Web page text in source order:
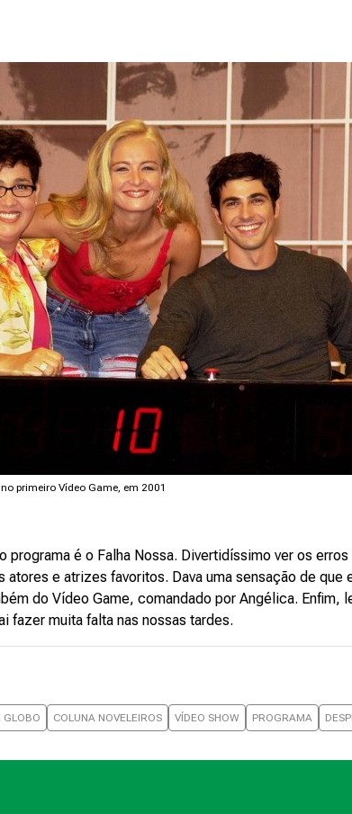
primeiro Vídeo Game, em 2001
programa é o Falha Nossa. Divertidíssimo ver os
e atrizes favoritos. Dava uma sensação de que
do Vídeo Game, comandado por Angélica. Enfim,
fazer muita falta nas nossas tardes.
GLOBO COLUNA NOVELEIROS VÍDEO SHOW PROGRAMA